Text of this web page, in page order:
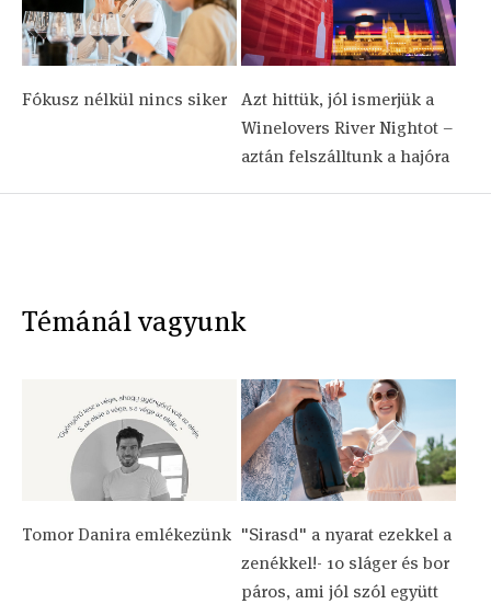
Fókusz nélkül nincs siker
Azt hittük, jól ismerjük a
Winelovers River Nightot –
aztán felszálltunk a hajóra
Témánál vagyunk
Tomor Danira emlékezünk "Sirasd" a nyarat ezekkel a
zenékkel!- 10 sláger és bor
páros, ami jól szól együtt